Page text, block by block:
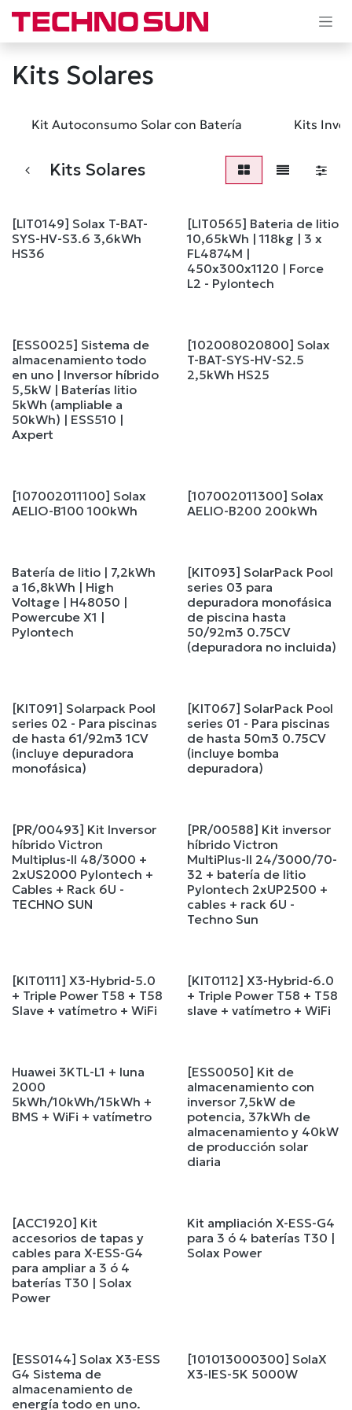
Ir al contenido
Kits Solares
Kit Autoconsumo Solar con Batería Kits
Kits Solares
[LIT0149] Solax T-BAT-
SYS-HV-S3.6 3,6kWh
HS36
[LIT0565] Bateria de litio
10,65kWh | 118kg | 3 x
FL4874M |
450x300x1120 | Force
L2 - Pylontech
[ESS0025] Sistema de
almacenamiento todo
en uno | Inversor híbrido
5,5kW | Baterías litio
5kWh (ampliable a
50kWh) | ESS510 |
Axpert
[102008020800] Solax
T-BAT-SYS-HV-S2.5
2,5kWh HS25
[107002011100] Solax
AELIO-B100 100kWh
[107002011300] Solax
AELIO-B200 200kWh
Batería de litio | 7,2kWh
a 16,8kWh | High
Voltage | H48050 |
Powercube X1 |
Pylontech
[KIT093] SolarPack Pool
series 03 para
depuradora monofásica
de piscina hasta
50/92m3 0.75CV
(depuradora no incluida)
[KIT091] Solarpack Pool
series 02 - Para piscinas
de hasta 61/92m3 1CV
(incluye depuradora
monofásica)
[KIT067] SolarPack Pool
series 01 - Para piscinas
de hasta 50m3 0.75CV
(incluye bomba
depuradora)
[PR/00493] Kit Inversor
híbrido Victron
Multiplus-II 48/3000 +
2xUS2000 Pylontech +
Cables + Rack 6U -
TECHNO SUN
[PR/00588] Kit inversor
híbrido Victron
MultiPlus-II 24/3000/70-
32 + batería de litio
Pylontech 2xUP2500 +
cables + rack 6U -
Techno Sun
[KIT0111] X3-Hybrid-5.0
+ Triple Power T58 + T58
Slave + vatímetro + WiFi
[KIT0112] X3-Hybrid-6.0
+ Triple Power T58 + T58
slave + vatímetro + WiFi
Huawei 3KTL-L1 + luna
2000
5kWh/10kWh/15kWh +
BMS + WiFi + vatímetro
[ESS0050] Kit de
almacenamiento con
inversor 7,5kW de
potencia, 37kWh de
almacenamiento y 40kW
de producción solar
diaria
[ACC1920] Kit
accesorios de tapas y
cables para X-ESS-G4
para ampliar a 3 ó 4
baterías T30 | Solax
Power
Kit ampliación X-ESS-G4
para 3 ó 4 baterías T30 |
Solax Power
[ESS0144] Solax X3-ESS
G4 Sistema de
almacenamiento de
energía todo en uno.
[101013000300] SolaX
X3-IES-5K 5000W